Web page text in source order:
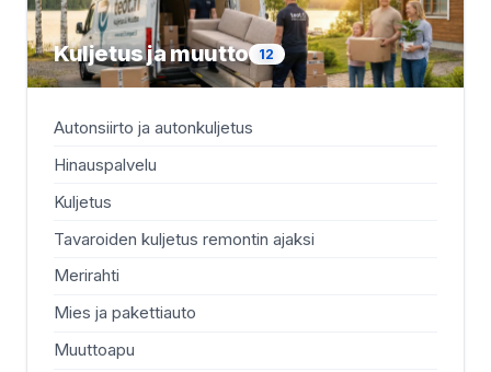
Kuljetus ja muutto 12
Autonsiirto ja autonkuljetus
Hinauspalvelu
Kuljetus
Tavaroiden kuljetus remontin ajaksi
Merirahti
Mies ja pakettiauto
Muuttoapu